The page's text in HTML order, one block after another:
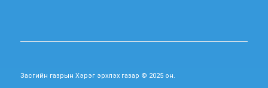
Засгийн газрын Хэрэг эрхлэх газар © 2025 он.